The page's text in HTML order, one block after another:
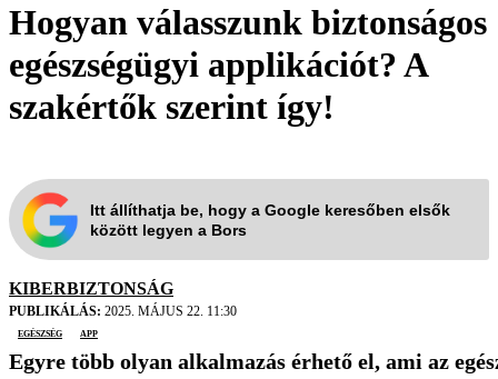
Hogyan válasszunk biztonságos
egészségügyi applikációt? A
szakértők szerint így!
Itt állíthatja be, hogy a Google keresőben elsők
között legyen a Bors
KIBERBIZTONSÁG
PUBLIKÁLÁS: 2025. MÁJUS 22. 11:30
egészség
app
Egyre több olyan alkalmazás érhető el, ami az